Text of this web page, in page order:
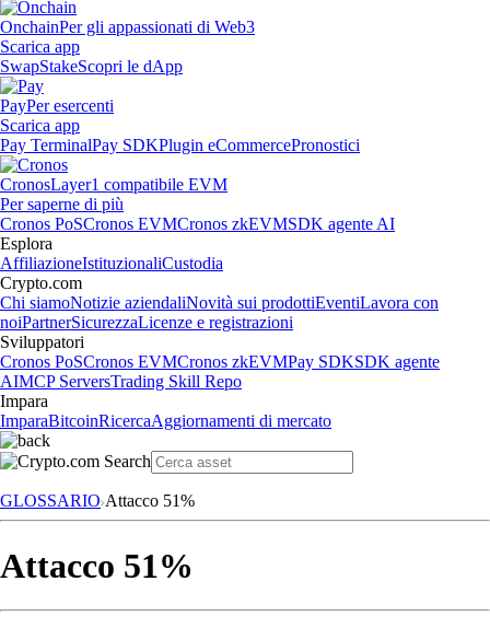
OnchainPer gli appassionati di Web3
Scarica app
SwapStakeScopri le dApp
PayPer esercenti
Scarica app
Pay TerminalPay SDKPlugin eCommercePronostici
CronosLayer1 compatibile EVM
Per saperne di più
Cronos PoSCronos EVMCronos zkEVMSDK agente AI
Esplora
AffiliazioneIstituzionaliCustodia
Crypto.com
Chi siamoNotizie aziendaliNovità sui prodottiEventiLavora con
noiPartnerSicurezzaLicenze e registrazioni
Sviluppatori
Cronos PoSCronos EVMCronos zkEVMPay SDKSDK agente
AIMCP ServersTrading Skill Repo
Impara
ImparaBitcoinRicercaAggiornamenti di mercato
GLOSSARIO Attacco 51%
Attacco 51%